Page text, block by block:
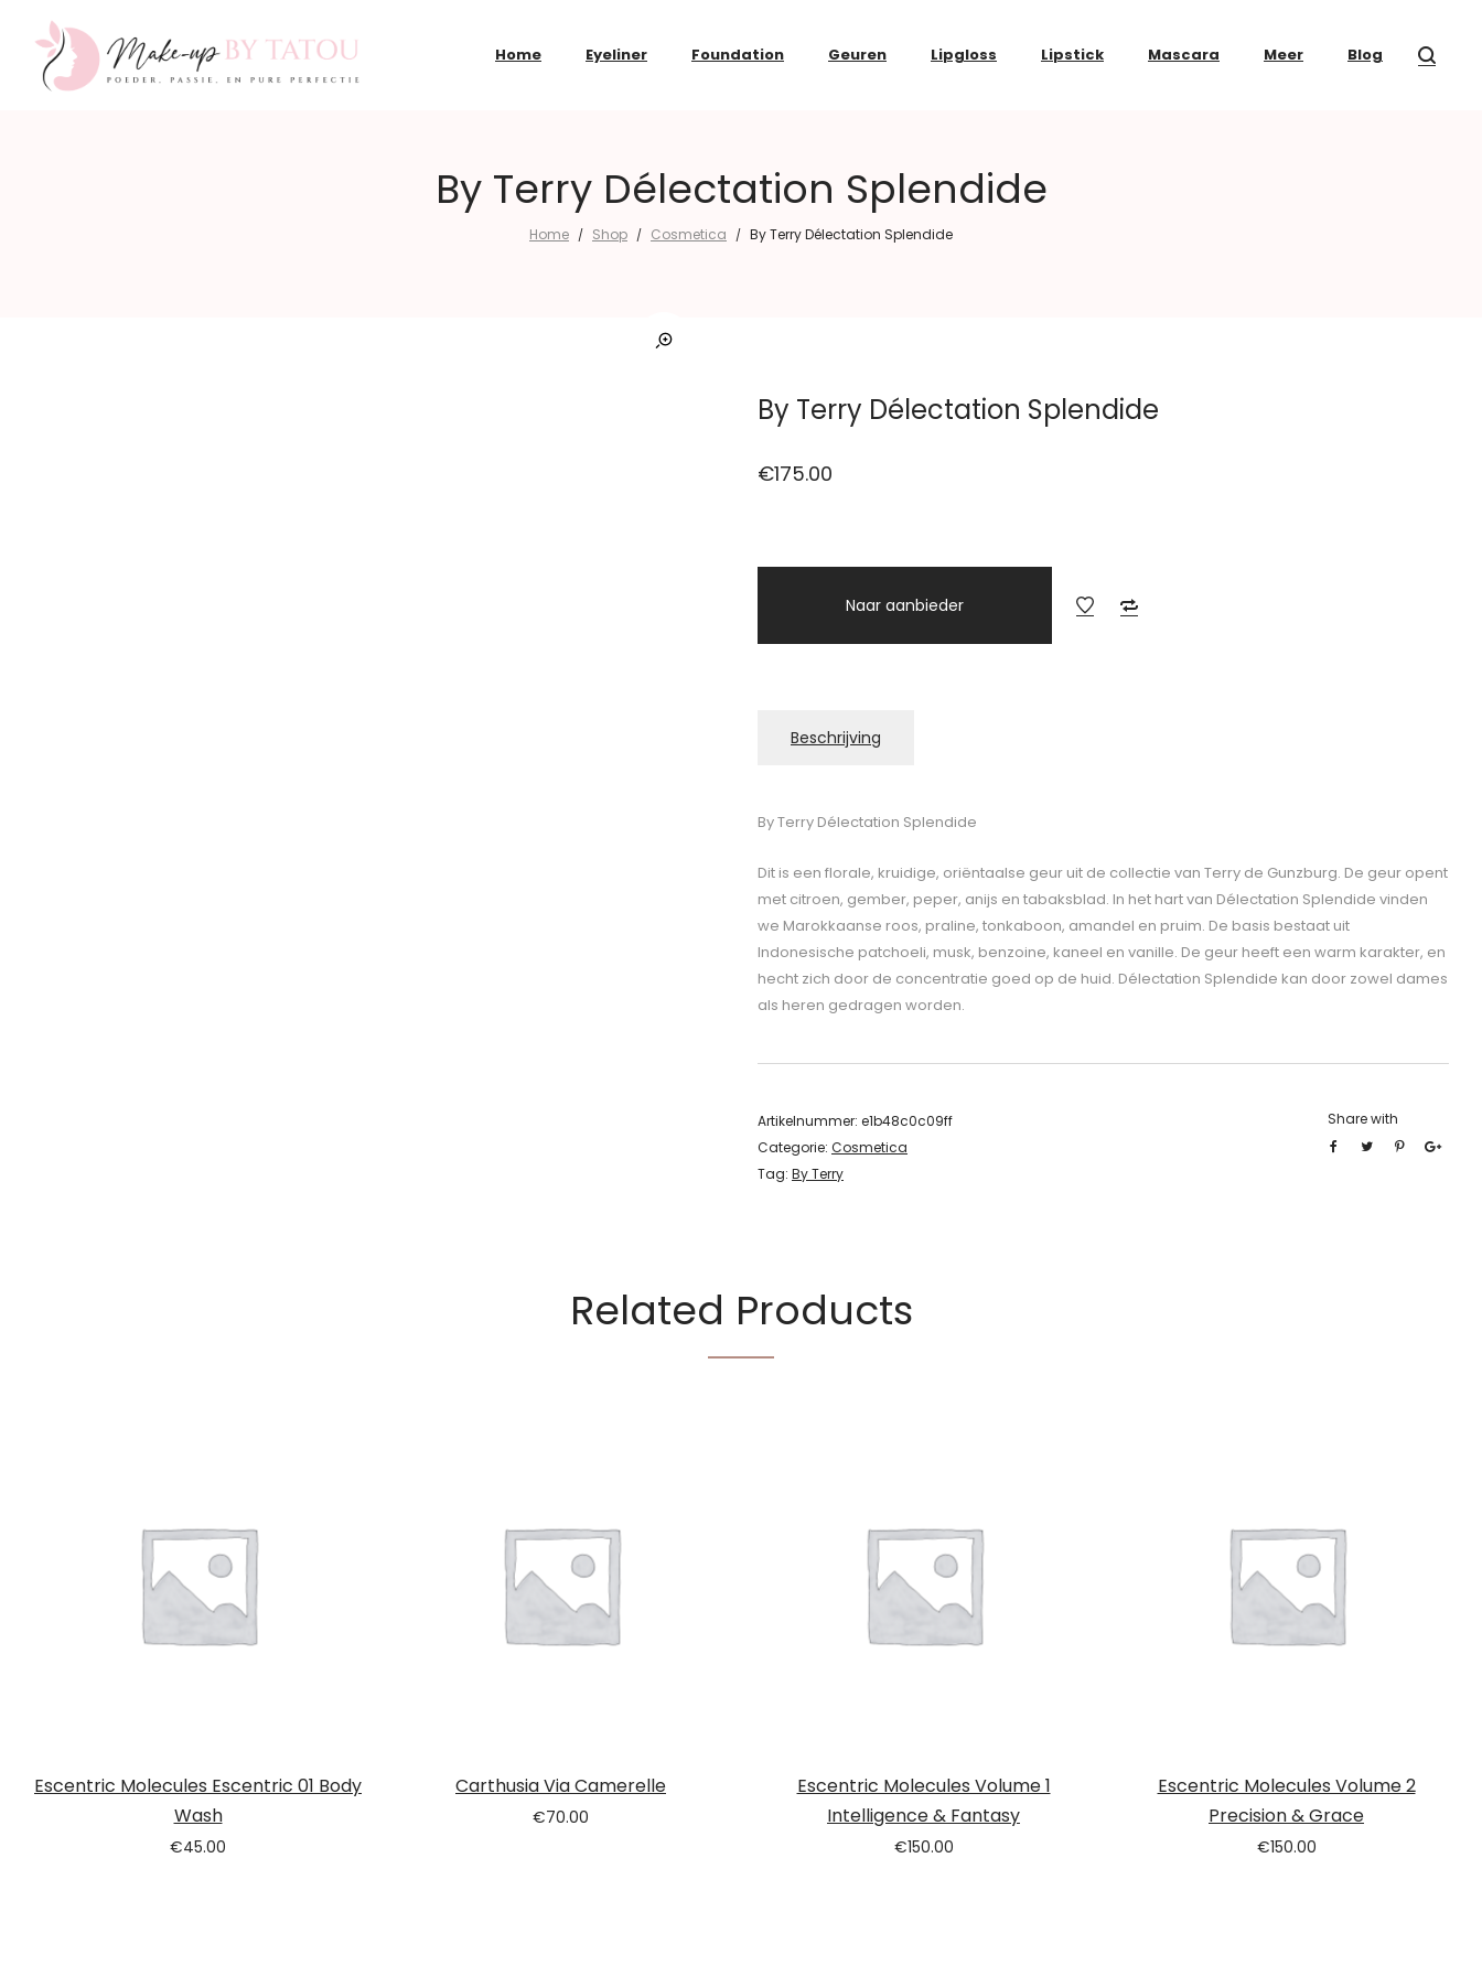
Home Eyeliner Foundation Geuren Lipgloss Lipstick Mascara Meer Blog
By Terry Délectation Splendide
Home / Shop / Cosmetica / By Terry Délectation Splendide
By Terry Délectation Splendide
€175.00
Naar aanbieder
Beschrijving
By Terry Délectation Splendide
Dit is een florale, kruidige, oriëntaalse geur uit de collectie van Terry de Gunzburg. De geur opent
met citroen, gember, peper, anijs en tabaksblad. In het hart van Délectation Splendide vinden
we Marokkaanse roos, praline, tonkaboon, amandel en pruim. De basis bestaat uit
Indonesische patchoeli, musk, benzoine, kaneel en vanille. De geur heeft een warm karakter, en
hecht zich door de concentratie goed op de huid. Délectation Splendide kan door zowel dames
als heren gedragen worden.
Artikelnummer: e1b48c0c09ff
Categorie: Cosmetica
Tag: By Terry
Share with
Related Products
Escentric Molecules Escentric 01 Body
Wash
€45.00
Carthusia Via Camerelle
€70.00
Escentric Molecules Volume 1
Intelligence & Fantasy
€150.00
Escentric Molecules Volume 2
Precision & Grace
€150.00